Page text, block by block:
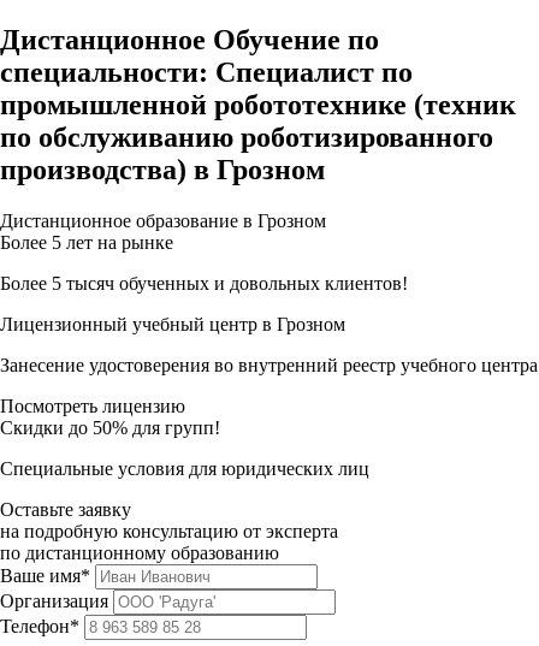
Дистанционное Обучение по
специальности: Специалист по
промышленной робототехнике (техник
по обслуживанию роботизированного
производства) в Грозном
Дистанционное образование в Грозном
Более 5 лет на рынке
Более 5 тысяч обученных и довольных клиентов!
Лицензионный учебный центр в Грозном
Занесение удостоверения во внутренний реестр учебного центра
Посмотреть лицензию
Скидки до 50% для групп!
Специальные условия для юридических лиц
Оставьте заявку
на подробную консультацию от эксперта
по дистанционному образованию
Ваше имя*
Организация
Телефон*